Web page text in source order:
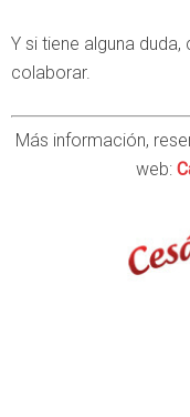
Y si tiene alguna
colaborar.
Más información,
web: